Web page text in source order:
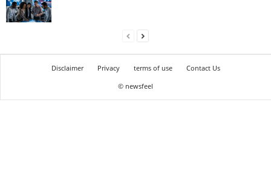
Disclaimer Privacy terms of use
Contact Us
© newsfeel